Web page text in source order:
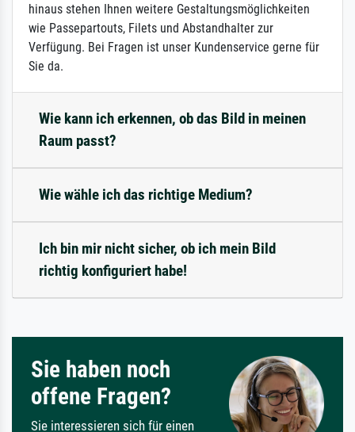
hinaus stehen Ihnen weitere Gestaltungsmöglichkeiten
wie Passepartouts, Filets und Abstandhalter zur
Verfügung. Bei Fragen ist unser Kundenservice gerne für
Sie da.
Wie kann ich erkennen, ob das Bild in meinen
Raum passt?
Wie wähle ich das richtige Medium?
Ich bin mir nicht sicher, ob ich mein Bild
richtig konfiguriert habe!
Sie haben noch
offene Fragen?
Sie interessieren sich für einen